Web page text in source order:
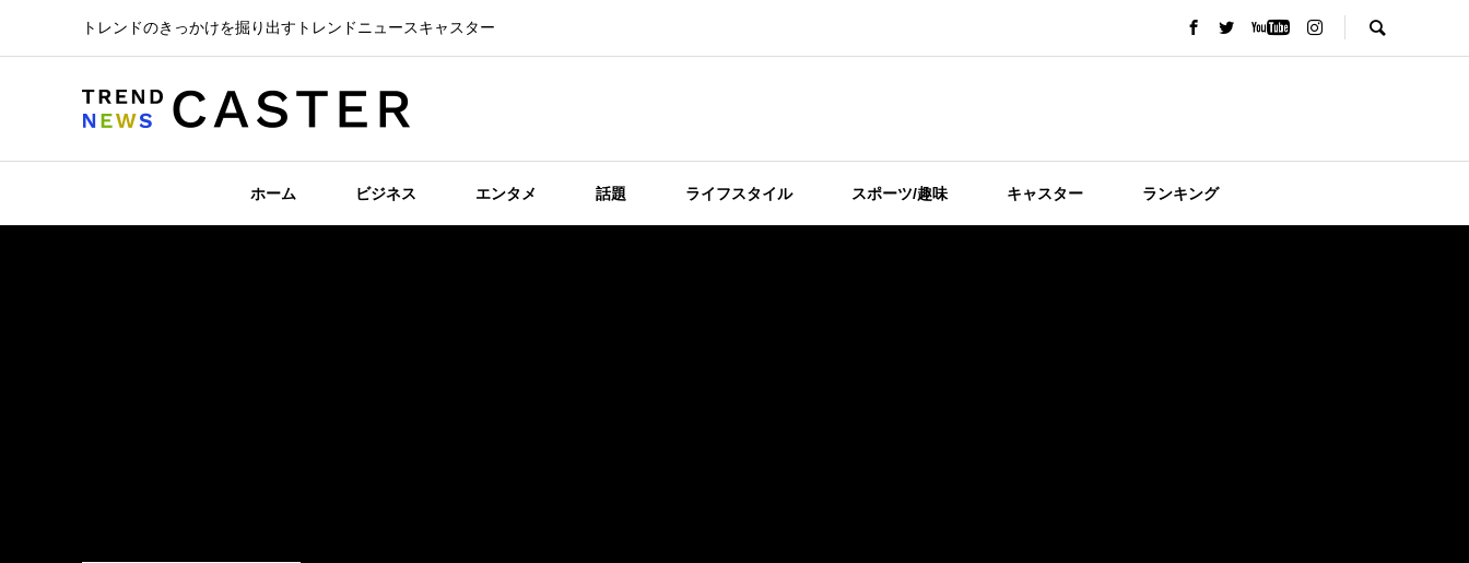
トレンドのきっかけを掘り出すトレンドニュースキャスター
ホーム ビジネス エンタメ 話題 ライフスタイル スポーツ/趣味 キャスター ランキング